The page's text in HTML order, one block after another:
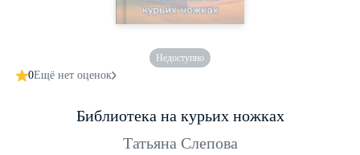
Недоступно
0Ещё нет оценок
Библиотека на курьих ножках
Татьяна Слепова